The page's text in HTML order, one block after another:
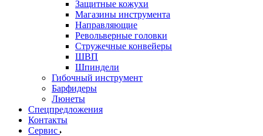
Защитные кожухи
Магазины инструмента
Направляющие
Револьверные головки
Стружечные конвейеры
ШВП
Шпиндели
Гибочный инструмент
Барфидеры
Люнеты
Спецпредложения
Контакты
Сервис